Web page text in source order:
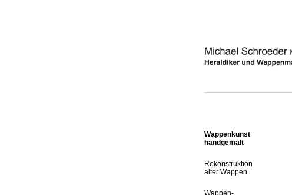
Wappenkunst
handgemalt
Rekonstruktion
alter Wappen
Wappen-